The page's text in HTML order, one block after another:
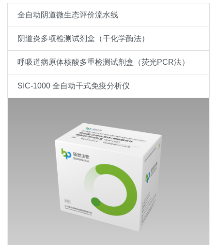
全自动阴道微生态评价流水线
阴道炎多项检测试剂盒（干化学酶法）
呼吸道病原体核酸多重检测试剂盒（荧光PCR法）
SIC-1000 全自动干式免疫分析仪